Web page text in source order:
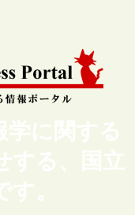
学に関する
する、国立
。